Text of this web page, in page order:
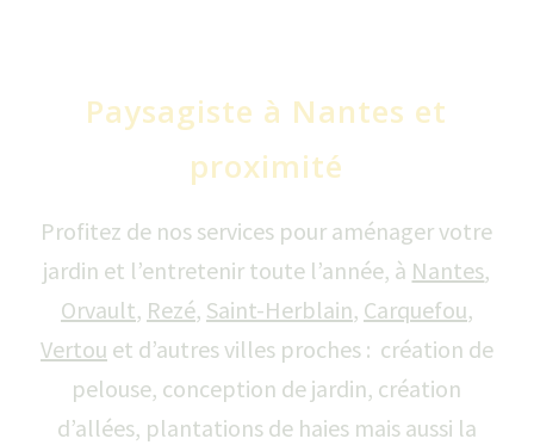
Paysagiste à Nantes et
proximité
Profitez de nos services pour aménager votre
jardin et l’entretenir toute l’année, à Nantes,
Orvault, Rezé, Saint-Herblain, Carquefou,
Vertou et d’autres villes proches : création de
pelouse, conception de jardin, création
d’allées, plantations de haies mais aussi la